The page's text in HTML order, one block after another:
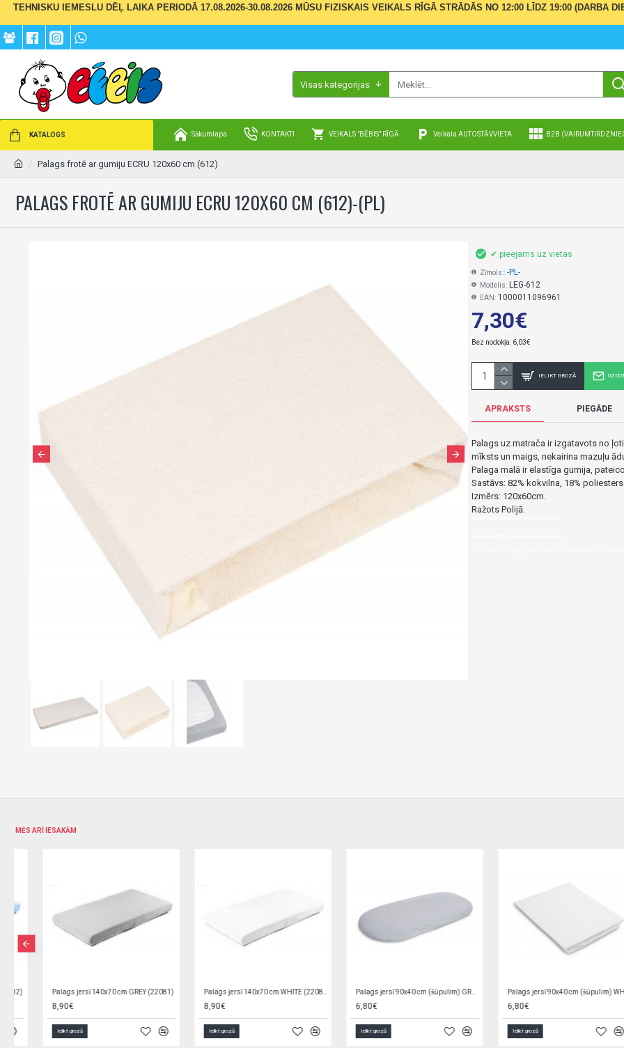
TEHNISKU IEMESLU DĒĻ LAIKA PERIODĀ 17.08.2026-30.08.2026 MŪSU FIZISKAIS VEIKALS RĪGĀ STRĀDĀS NO 12:00 LĪDZ 19:00 (DARBA
Visas kategorijas
KATALOGS Sākumlapa KONTAKTI VEIKALS "BĒBIS" RĪGĀ Veikala AUTOSTĀVVIETA B2B
Palags frotē ar gumiju ECRU 120x60 cm (612)
PALAGS FROTĒ AR GUMIJU ECRU 120X60 CM (612)-(PL)
7,30€
Bez nodokļa: 6,03€
✔ pieejams uz vietas
Zīmols:: -PL-
Modelis: LEG-612
EAN: 1000011096961
IELIKT GROZĀ
APRAKSTS PIEGĀDE
Palags uz matrača ir izgatavots no
mīksts un maigs, nekairina mazuļu
Palaga malā ir elastīga gumija,
Sastāvs: 82% kokvilna, 18%
Izmērs: 120x60cm.
Ražots Polijā.
Nopirkt Palags frotē ar gumiju 120x60 cm ECRU (612)-1000011096961-par zemu
MĒS ARĪ IESAKĀM
Palags jersī 140x70 cm WHITE (22080) Palags jersī 90x40 cm (šūpulim) GREY 22191 Palags jersī 90x40 cm (šūpulim) WHITE 22190 Palags jersī ar gumiju 120x60 cm CORAL BL058